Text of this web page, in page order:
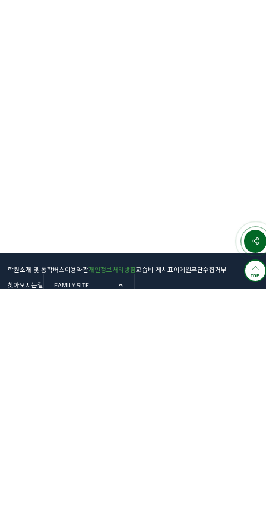
TOP
학원소개 및 통학버스이용약관개인정보처리방침교습비 게시표이메일무단수집거부
찾아오시는길
FAMILY SITE